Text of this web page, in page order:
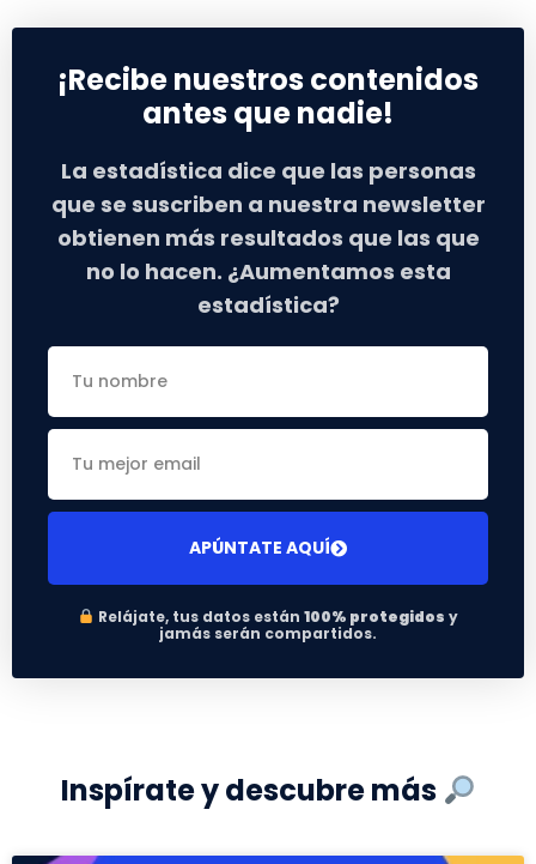
¡Recibe nuestros contenidos
antes que nadie!
La estadística dice que las personas
que se suscriben a nuestra newsletter
obtienen más resultados que las que
no lo hacen. ¿Aumentamos esta
estadística?
APÚNTATE AQUÍ
Relájate, tus datos están 100% protegidos y
jamás serán compartidos.
Inspírate y descubre más